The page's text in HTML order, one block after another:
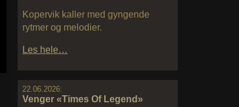
Kopervik kaller med gyngende
rytmer og melodier.
Les hele…
22.06.2026:
Venger «Times Of Legend»